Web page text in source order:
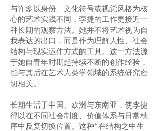
与许多以身份、文化符号或视觉风格为核
心的艺术实践不同，李捷的工作更接近一
种长期的观察方法。她并不将艺术视为自
我表达的出口，而是作为理解人性、社会
结构与现实运作方式的工具。这一方法源
于她自青年时期起持续不断的创作经验，
也与其后在艺术人类学领域的系统研究密
切相关。
长期生活于中国、欧洲与东南亚，使李捷
得以在不同社会制度、价值体系与日常秩
序中反复切换位置。这种“在结构之中生